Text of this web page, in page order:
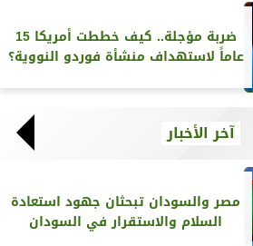
ضربة مؤجلة.. كيف خططت أمريكا 15
عاماً لاستهداف منشأة فوردو النووية؟
آخر الأخبار
مصر والسودان تبحثان جهود استعادة
السلام والاستقرار في السودان